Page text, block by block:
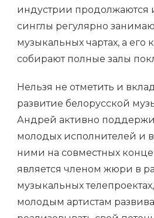
индустрии продолжаются
синглы регулярно
музыкальных чартах, а его
собирают полные залы
Нельзя не отметить и
развитие белорусской
Андрей активно
молодых исполнителей и
ними на совместных
является членом жюри в
музыкальных
молодым артистам